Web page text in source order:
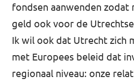
fondsen aanwenden zodat
geld ook voor de
Ik wil ook dat Utrecht zich
met Europees beleid dat
regionaal niveau: onze